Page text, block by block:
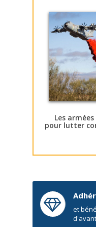
Les
pour lutter
et